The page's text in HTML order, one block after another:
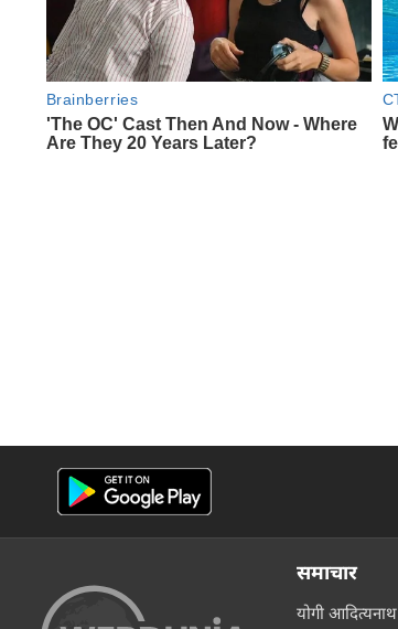
समाचार
योगी आदित्यनाथ